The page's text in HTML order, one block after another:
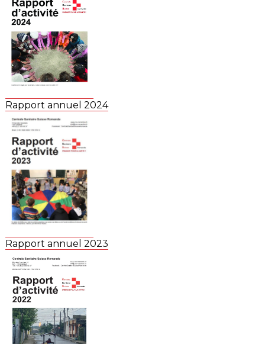
Rapport annuel 2024
Rapport annuel 2023